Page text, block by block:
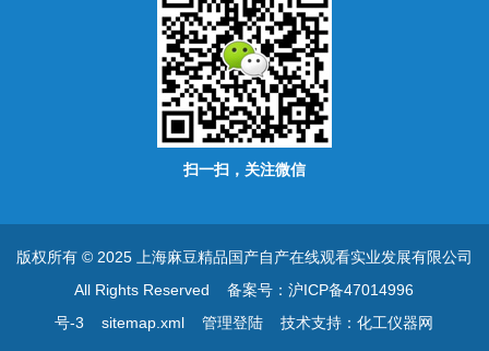
扫一扫，关注微信
版权所有 © 2025 上海麻豆精品国产自产在线观看实业发展有限公司
All Rights Reserved备案号：沪ICP备47014996
号-3
sitemap.xml 管理登陆 技术支持：化工仪器网